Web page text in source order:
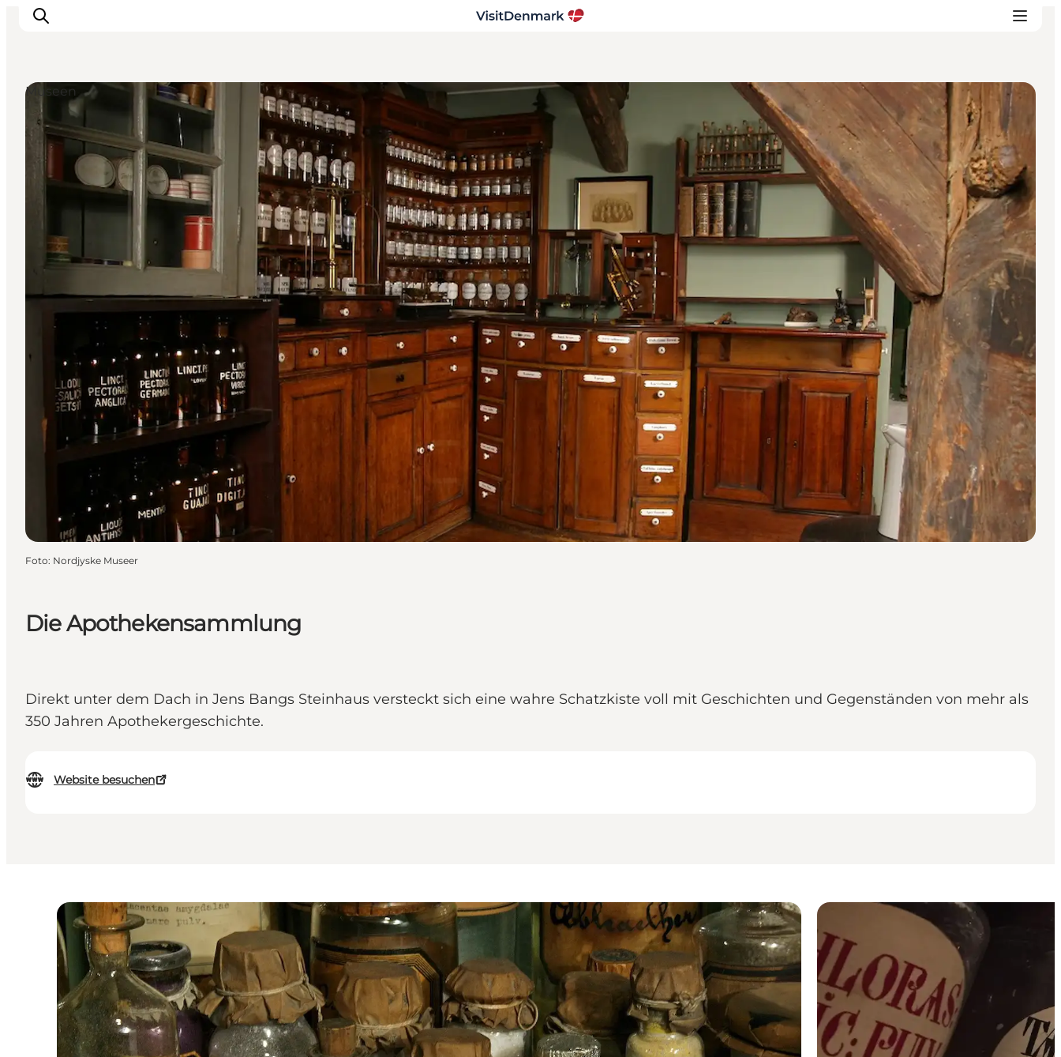
Inspiration
Regionen
Erlebnisse
Unterkünfte
Reiseplanung
Die Apothekensammlung
Direkt unter dem Dach in Jens Bangs Steinhaus versteckt sich eine wahre Schatzkiste voll mit Geschichten und Gegenständen von mehr als
350 Jahren Apothekergeschichte.
Website besuchen
Museen
Foto: Nordjyske Museer